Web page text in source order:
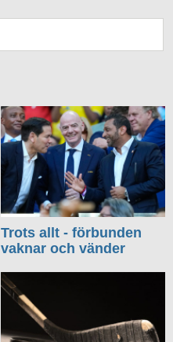
Trots allt - förbunden
vaknar och vänder